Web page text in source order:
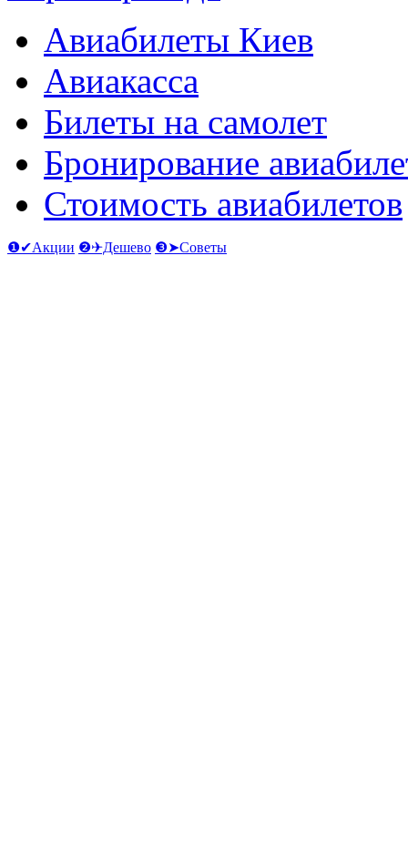
Авиабилеты Киев
Авиакасса
Билеты на самолет
Бронирование
Стоимость авиабилетов
❶✔Акции ❷✈Дешево ❸➤Советы